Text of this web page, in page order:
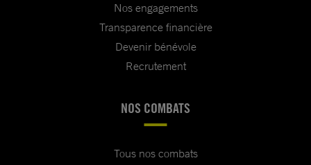
Nos engagements
Transparence financière
Devenir bénévole
Recrutement
NOS COMBATS
Tous nos combats